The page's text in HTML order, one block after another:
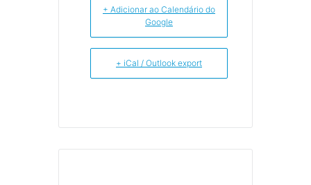
+ Adicionar ao Calendário do
Google
+ iCal / Outlook export